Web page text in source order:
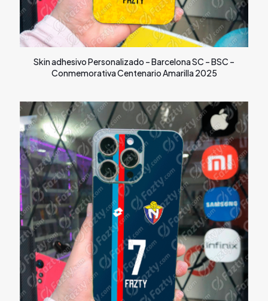
Skin adhesivo Personalizado – Barcelona SC – BSC –
Conmemorativa Centenario Amarilla 2025